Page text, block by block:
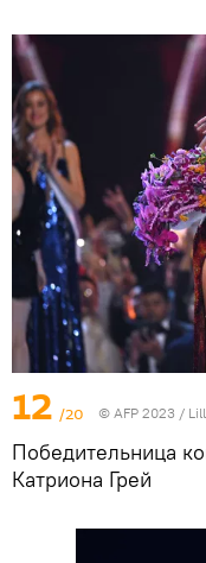
12 /20 © AFP 2023 /
Победительница
Катриона Грей